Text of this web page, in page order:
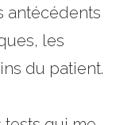
antécédents
les
du patient.